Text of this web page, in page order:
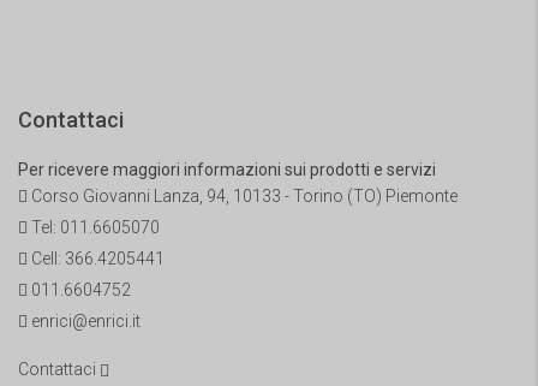
Contattaci
Per ricevere maggiori informazioni sui prodotti e servizi
Corso Giovanni Lanza, 94, 10133 - Torino (TO) Piemonte
Tel: 011.6605070
Cell: 366.4205441
011.6604752
enrici@enrici.it
Contattaci